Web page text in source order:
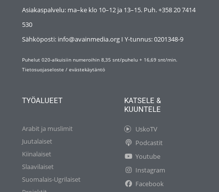
Asiakaspalvelu: ma–ke klo 10–12 ja 13–15. Puh. +358 20 7414
530
Sähköposti: info@avainmedia.org I Y-tunnus:0201348-9
Puhelut 020-alkuisiin numeroihin 8,35 snt/puhelu + 16,69 snt/min.
Tietosuojaseloste / evästekäytäntö
TYÖALUEET
Arabit ja muslimit
Juutalaiset
Kiinalaiset
Slaavilaiset
Suomalais-Ugrilaiset
KATSELE &
KUUNTELE
UskoTV
Podcastit
Youtube
Instagram
Facebook